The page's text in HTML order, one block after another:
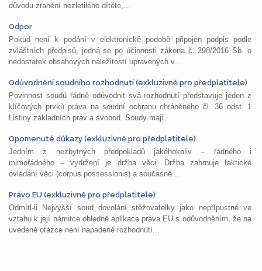
důvodu zranění nezletilého dítěte,...
Odpor
Pokud není k podání v elektronické podobě připojen podpis podle
zvláštních předpisů, jedná se po účinnosti zákona č. 298/2016 Sb. o
nedostatek obsahových náležitostí upravených v...
Odůvodnění soudního rozhodnutí (exkluzivně pro předplatitele)
Povinnost soudů řádně odůvodnit svá rozhodnutí představuje jeden z
klíčových prvků práva na soudní ochranu chráněného čl. 36 odst. 1
Listiny základních práv a svobod. Soudy mají...
Opomenuté důkazy (exkluzivně pro předplatitele)
Jedním z nezbytných předpokladů jakéhokoliv – řádného i
mimořádného – vydržení je držba věci. Držba zahrnuje faktické
ovládání věci (corpus possessionis) a současně...
Právo EU (exkluzivně pro předplatitele)
Odmítl-li Nejvyšší soud dovolání stěžovatelky jako nepřípustné ve
vztahu k její námitce ohledně aplikace práva EU s odůvodněním, že na
uvedené otázce není napadené rozhodnutí...